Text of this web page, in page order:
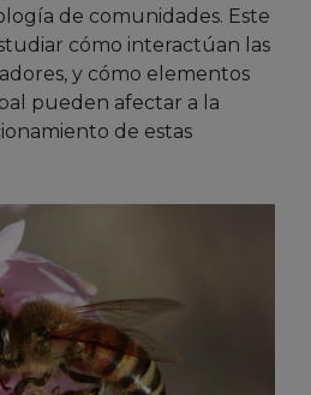
de comunidades. Este
cómo interactúan las
y cómo elementos
pueden afectar a la
de estas